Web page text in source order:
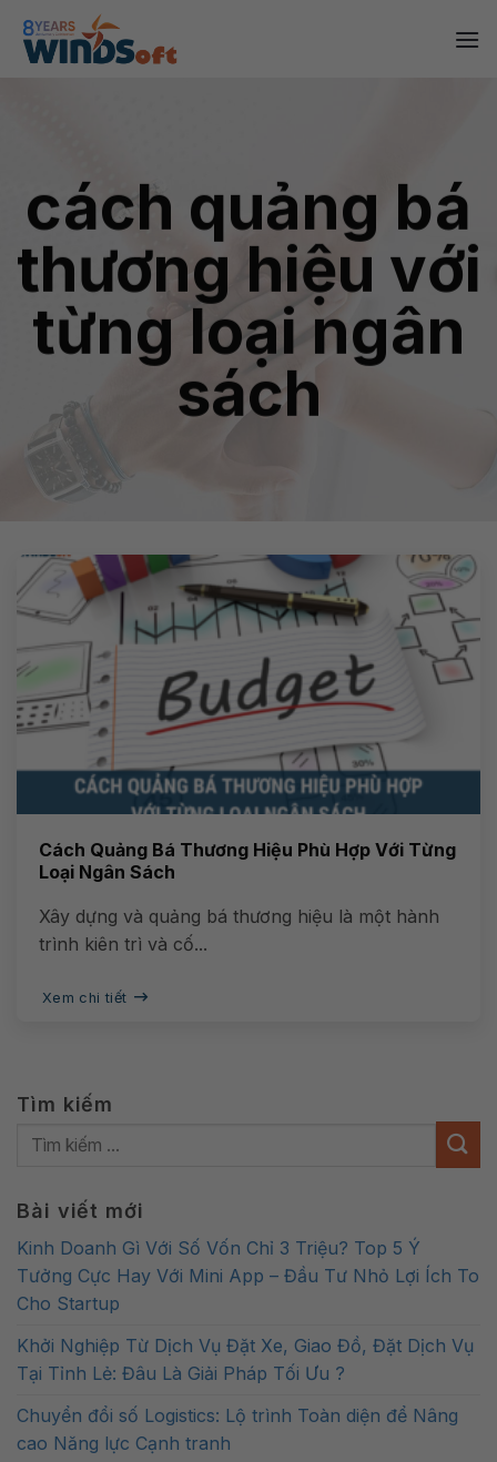
content
cách quảng bá
thương hiệu với
từng loại ngân
sách
Cách Quảng Bá Thương Hiệu Phù Hợp Với Từng
Loại Ngân Sách
Xây dựng và quảng bá thương hiệu là một hành
trình kiên trì và cố...
Xem chi tiết
Tìm kiếm
Bài viết mới
Kinh Doanh Gì Với Số Vốn Chỉ 3 Triệu? Top 5 Ý
Tưởng Cực Hay Với Mini App – Đầu Tư Nhỏ Lợi Ích To
Cho Startup
Khởi Nghiệp Từ Dịch Vụ Đặt Xe, Giao Đồ, Đặt Dịch Vụ
Tại Tỉnh Lẻ: Đâu Là Giải Pháp Tối Ưu ?
Chuyển đổi số Logistics: Lộ trình Toàn diện để Nâng
cao Năng lực Cạnh tranh